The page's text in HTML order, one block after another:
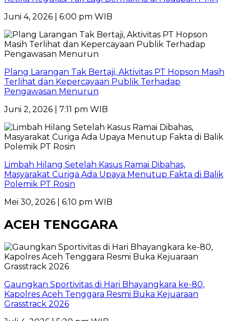
Juni 4, 2026 | 6:00 pm WIB
Plang Larangan Tak Bertaji, Aktivitas PT Hopson Masih
Terlihat dan Kepercayaan Publik Terhadap
Pengawasan Menurun
Juni 2, 2026 | 7:11 pm WIB
Limbah Hilang Setelah Kasus Ramai Dibahas,
Masyarakat Curiga Ada Upaya Menutup Fakta di Balik
Polemik PT Rosin
Mei 30, 2026 | 6:10 pm WIB
ACEH TENGGARA
Gaungkan Sportivitas di Hari Bhayangkara ke-80,
Kapolres Aceh Tenggara Resmi Buka Kejuaraan
Grasstrack 2026